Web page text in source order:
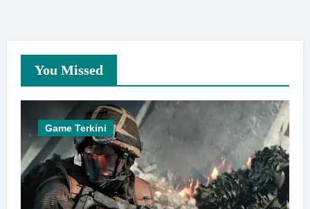
You Missed
Game Terkini